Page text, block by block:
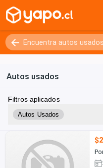
Autos usados
Filtros aplicados
Autos Usados